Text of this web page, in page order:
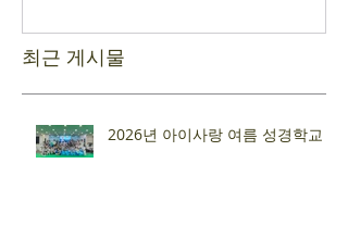
최근 게시물
2026년 아이사랑 여름 성경학교